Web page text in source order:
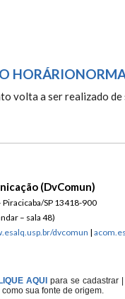
volta a ser realizado
(DvComun)
Piracicaba/SP 13418-900
– sala 48)
dvcomun |
AQUI para se cadastrar
sua fonte de origem.